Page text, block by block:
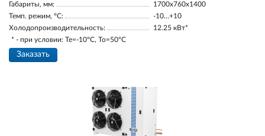
Габариты, мм:
1700х760х1400
Темп. режим, °С:
-10…+10
Холодопроизводительность:
12.25 кВт*
* - при условии: Te=-10ºC, To=50ºC
Заказать